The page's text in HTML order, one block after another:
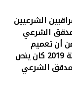
الشرعيين
الشرعي
أن تعميم
"المركزي" للبنوك الاسلامية الكويتية سنة 2019 كان ينص
الشرعي